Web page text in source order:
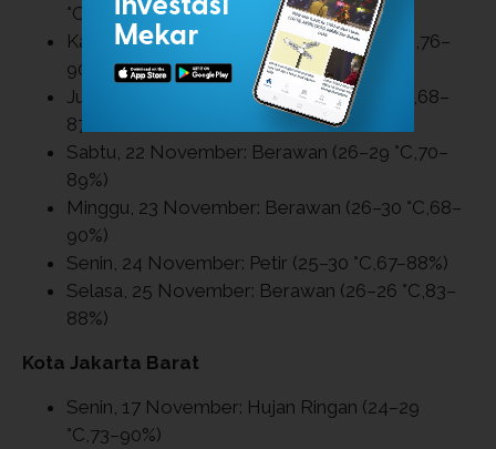
°C,78–89%)
Kamis, 20 November: Berawan (25–29 °C,76–
90%)
Jumat, 21 November: Berawan (26–30 °C,68–
87%)
Sabtu, 22 November: Berawan (26–29 °C,70–
89%)
Minggu, 23 November: Berawan (26–30 °C,68–
90%)
Senin, 24 November: Petir (25–30 °C,67–88%)
Selasa, 25 November: Berawan (26–26 °C,83–
88%)
Kota Jakarta Barat
Senin, 17 November: Hujan Ringan (24–29
°C,73–90%)